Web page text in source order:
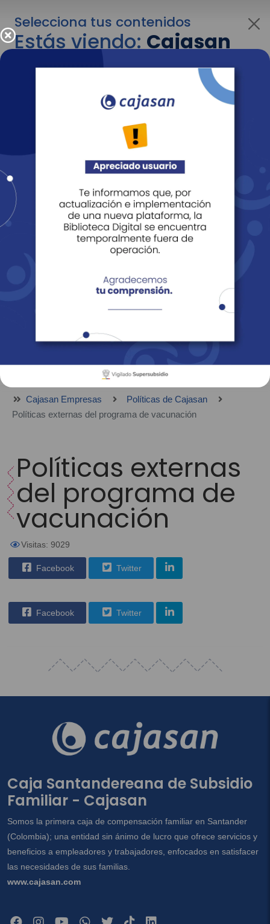
Selecciona tus contenidos
Estás viendo:Cajasan
para empresas
Para cambiar al contenido de tu interés más
adelante recuerda utilizar el menú
Entendido
Revista Fácil Vivir
Sedes Directorio Servicios En Línea
Cajasan Empresas
Políticas de Cajasan
Políticas externas del programa de vacunación
Políticas externas
del programa de
vacunación
Visitas: 9029
Facebook Twitter
Facebook Twitter
Caja Santandereana de Subsidio
Familiar - Cajasan
Somos la primera caja de compensación familiar en Santander
(Colombia); una entidad sin ánimo de lucro que ofrece servicios y
beneficios a empleadores y trabajadores, enfocados en satisfacer
las necesidades de sus familias.
www.cajasan.com